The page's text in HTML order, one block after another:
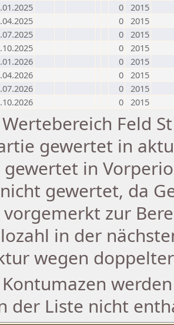
0 2015
0 2015
0 2015
0 2015
0 2015
0 2015
0 2015
0 2015
Wertebereich Feld
gewertet in
gewertet in
gewertet, da
vorgemerkt zur
in der
wegen
Kontumazen
der Liste nicht